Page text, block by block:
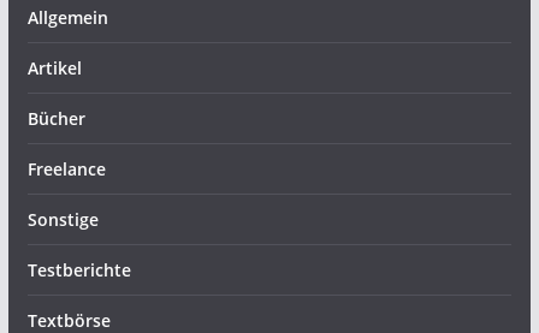
Allgemein
Artikel
Bücher
Freelance
Sonstige
Testberichte
Textbörse